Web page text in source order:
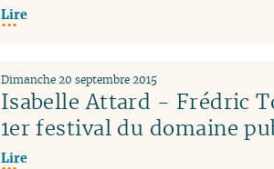
Lire
Isabelle Attard - Frédric
1er festival du domaine
Dimanche 20 septembre 2015
Lire